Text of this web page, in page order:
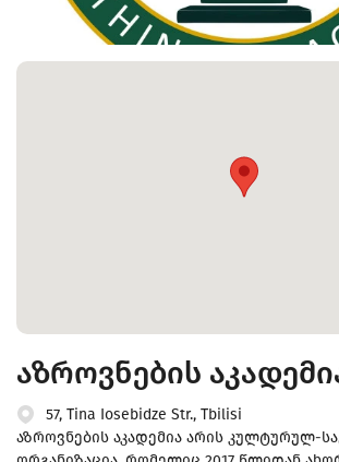
აზროვნების
57, Tina Iosebidze Str., Tbilisi
აზროვნების აკადემია არის კულტურულ-